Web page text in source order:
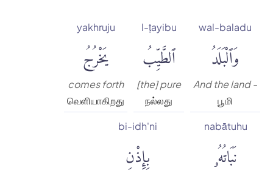
wal-baladu
وَٱلْبَلَدُ
And the land -
பூமி
l-ṭayibu
ٱلطَّيِّبُ
[the] pure
நல்லது
yakhruju
يَخْرُجُ
comes forth
வெளியாகிறது
nabātuhu
نَبَاتُهُۥ
bi-idh'ni
بِإِذْنِ